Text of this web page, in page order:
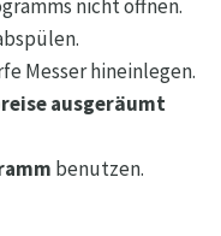
nicht öffnen.
Messer hineinlegen.
ausgeräumt
benutzen.